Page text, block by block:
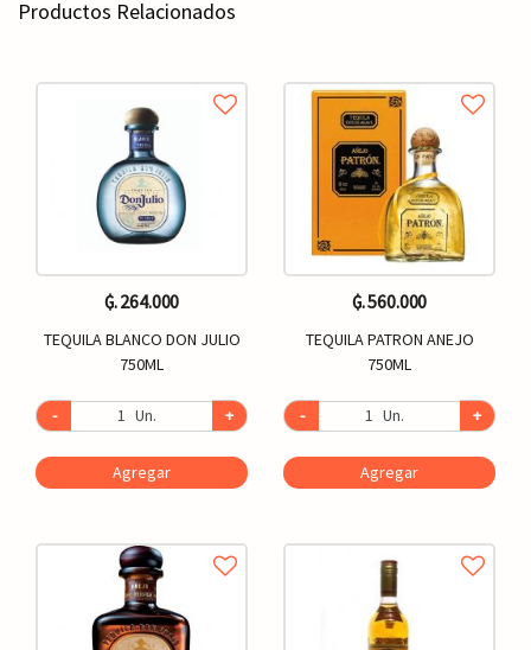
Productos Relacionados
₲. 264.000
TEQUILA BLANCO DON JULIO
750ML
- Un. +
Agregar
₲. 560.000
TEQUILA PATRON ANEJO
750ML
- Un. +
Agregar